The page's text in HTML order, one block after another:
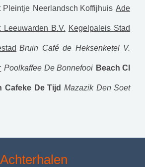
Pleintje Neerlandsch Koffijhuis Ade
Leeuwarden B.V. Kegelpaleis Stad
Bruin Café de Heksenketel V.
Poolkaffee De Bonnefooi Beach Cl
Cafeke De Tijd Mazazik Den Soet
Achterhalen